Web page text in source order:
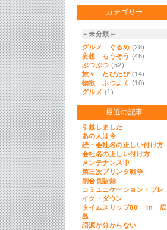
カテゴリー
～未分類～
グルメ ぐるめ (28)
妄想 もうそう (46)
ぶつぶつ (52)
旅々 たびたび (14)
物欲 ぶつよく (10)
グルメ (1)
最近の記事
引越しました
あの人は今
続・会社名の正しい付け方
会社名の正しい付け方
メンテナンス中
第三次プリンタ戦争
副会長語録
コミュニケーション・ブレ
イク・ダウン
タイムスリップ80' in 広
島
語源が分からない